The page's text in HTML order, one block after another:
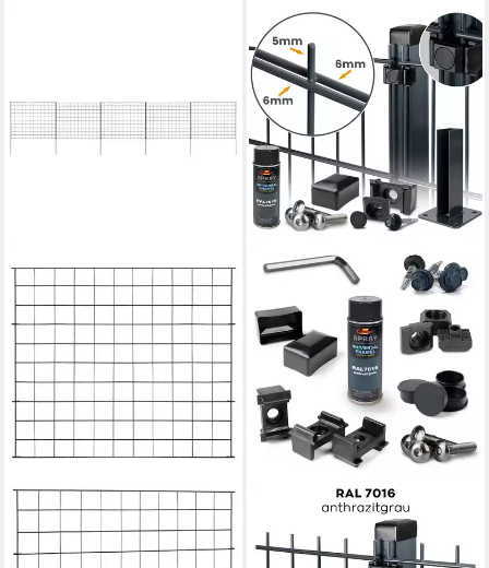
VIDAXL
Gartenzaun Gartenzaun Set
77,5x64 cm Grün, (1-St)
ROYSSON
Doppelstabmattenzaun
Doppelstabmattenzaun